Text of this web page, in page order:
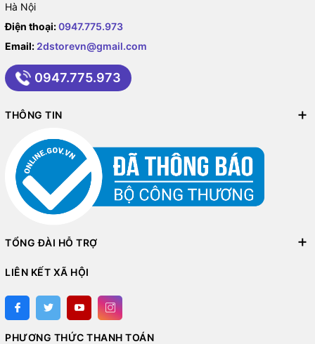
Hà Nội
Điện thoại:0947.775.973
Email: 2dstorevn@gmail.com
0947.775.973
THÔNG TIN
TỔNG ĐÀI HỖ TRỢ
LIÊN KẾT XÃ HỘI
PHƯƠNG THỨC THANH TOÁN